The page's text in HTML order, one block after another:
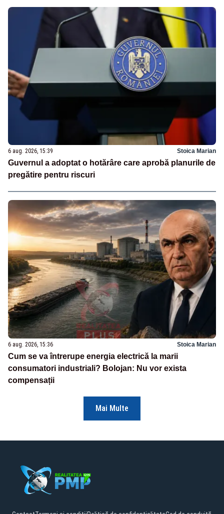
6 aug. 2026, 15:39 Stoica Marian
Guvernul a adoptat o hotărâre care aprobă planurile de
pregătire pentru riscuri
6 aug. 2026, 15:36 Stoica Marian
Cum se va întrerupe energia electrică la marii
consumatori industriali? Bolojan: Nu vor exista
compensații
Mai Multe